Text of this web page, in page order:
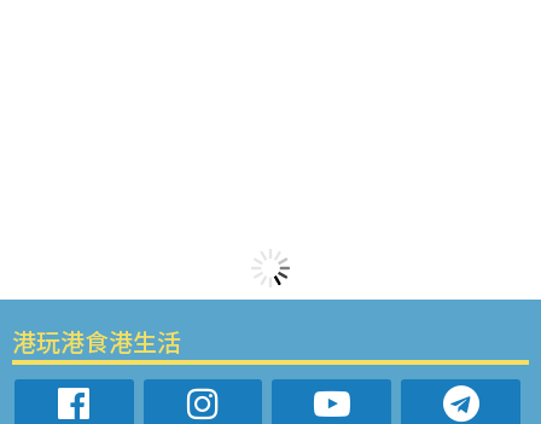
港玩港食港生活